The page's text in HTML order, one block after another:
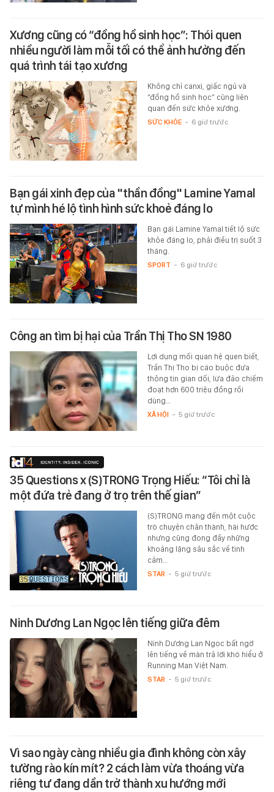
Xương cũng có “đồng hồ sinh học”: Thói quen
nhiều người làm mỗi tối có thể ảnh hưởng đến
quá trình tái tạo xương
Không chỉ canxi, giấc ngủ và
“đồng hồ sinh học” cũng liên
quan đến sức khỏe xương.
SỨC KHỎE - 6 giờ trước
Bạn gái xinh đẹp của "thần đồng" Lamine Yamal
tự mình hé lộ tình hình sức khoẻ đáng lo
Bạn gái Lamine Yamal tiết lộ sức
khỏe đáng lo, phải điều trị suốt 3
tháng.
SPORT - 6 giờ trước
Công an tìm bị hại của Trần Thị Tho SN 1980
Lợi dụng mối quan hệ quen biết,
Trần Thị Tho bị cáo buộc đưa
thông tin gian dối, lừa đảo chiếm
đoạt hơn 600 triệu đồng rồi
dùng…
XÃ HỘI - 5 giờ trước
35 Questions x (S)TRONG Trọng Hiếu: “Tôi chỉ là
một đứa trẻ đang ở trọ trên thế gian”
(S)TRONG mang đến một cuộc
trò chuyện chân thành, hài hước
nhưng cũng đong đầy những
khoảng lặng sâu sắc về tình
cảm…
STAR - 5 giờ trước
Ninh Dương Lan Ngọc lên tiếng giữa đêm
Ninh Dương Lan Ngọc bất ngờ
lên tiếng về màn trả lời khó hiểu ở
Running Man Việt Nam.
STAR - 5 giờ trước
Vì sao ngày càng nhiều gia đình không còn xây
tường rào kín mít? 2 cách làm vừa thoáng vừa
riêng tư đang dần trở thành xu hướng mới